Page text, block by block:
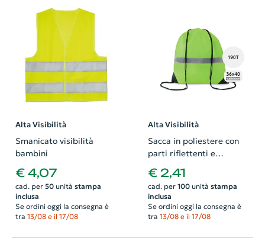
Alta Visibilità
Smanicato visibilità
bambini
€ 4,07
cad. per 50unità stampa
inclusa
Se ordini oggi la consegna è
tra 13/08 e il 17/08
Alta Visibilità
Sacca in poliestere con
parti riflettenti e
chiusura a coulisse da
190T 36x40cm
€ 2,41
cad. per 100unità stampa
inclusa
Se ordini oggi la consegna è
tra 13/08 e il 17/08